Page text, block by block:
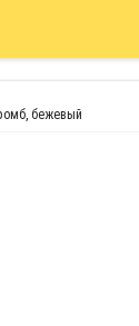
бежевый